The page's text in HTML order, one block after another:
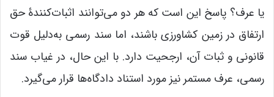
یا عرف؟ پاسخ این است که هر دو می‌توانند اثبات‌کنندۀ حق
ارتفاق در زمین کشاورزی باشند، اما سند رسمی به‌دلیل قوت
قانونی و ثبات آن، ارجحیت دارد. با این حال، در غیاب سند
رسمی، عرف مستمر نیز مورد استناد دادگاه‌ها قرار می‌گیرد.